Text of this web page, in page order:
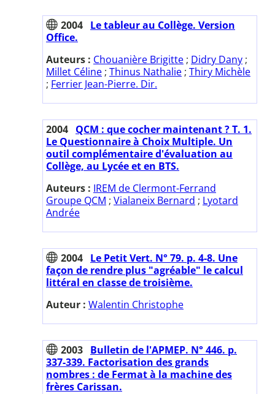
2004 Le tableur au Collège. Version
Office.
Auteurs : Chouanière Brigitte ; Didry Dany ;
Millet Céline ; Thinus Nathalie ; Thiry Michèle
; Ferrier Jean-Pierre. Dir.
2004 QCM : que cocher maintenant ? T. 1.
Le Questionnaire à Choix Multiple. Un
outil complémentaire d'évaluation au
Collège, au Lycée et en BTS.
Auteurs : IREM de Clermont-Ferrand
Groupe QCM ; Vialaneix Bernard ; Lyotard
Andrée
2004 Le Petit Vert. N° 79. p. 4-8. Une
façon de rendre plus "agréable" le calcul
littéral en classe de troisième.
Auteur : Walentin Christophe
2003 Bulletin de l'APMEP. N° 446. p.
337-339. Factorisation des grands
nombres : de Fermat à la machine des
frères Carissan.